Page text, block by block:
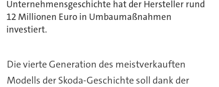
Unternehmensgeschichte hat der Hersteller rund
12 Millionen Euro in Umbaumaßnahmen
investiert.
Die vierte Generation des meistverkauften
Modells der Skoda-Geschichte soll dank der